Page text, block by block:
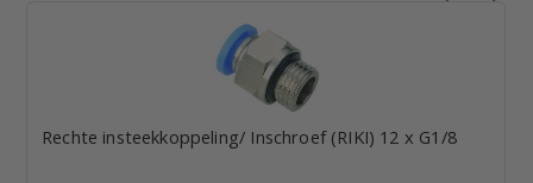
Rechte insteekkoppeling/ Inschroef (RIKI) 12 x G1/8